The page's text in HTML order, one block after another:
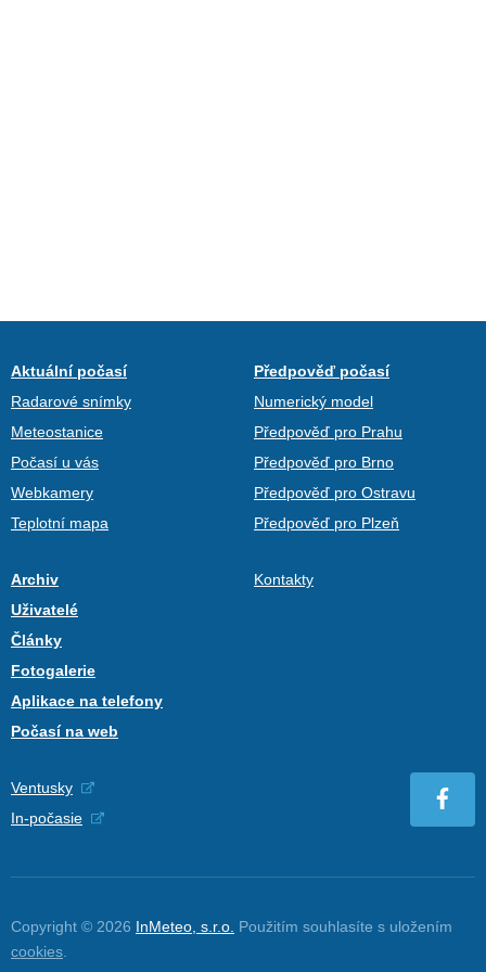
Aktuální počasí
Radarové snímky
Meteostanice
Počasí u vás
Webkamery
Teplotní mapa
Předpověď počasí
Numerický model
Předpověď pro Prahu
Předpověď pro Brno
Předpověď pro Ostravu
Předpověď pro Plzeň
Archiv
Uživatelé
Články
Fotogalerie
Aplikace na telefony
Počasí na web
Kontakty
Ventusky
In-počasie
Copyright © 2026 InMeteo, s.r.o. Použitím souhlasíte s uložením
cookies